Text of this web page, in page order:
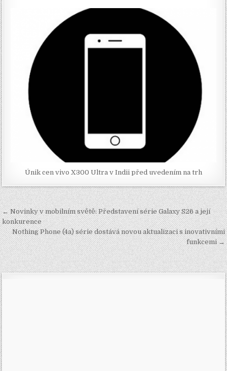
Únik cen vivo X300 Ultra v Indii před uvedením na trh
Navigace
pro
příspěvek
← Novinky v mobilním světě: Představení série Galaxy S26 a její
konkurence
Nothing Phone (4a) série dostává novou aktualizaci s inovativními
funkcemi →